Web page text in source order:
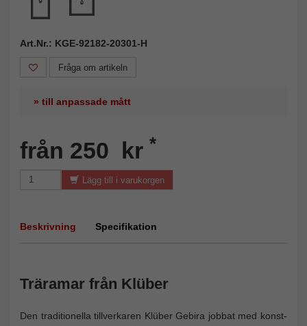
Art.Nr.: KGE-92182-20301-H
Fråga om artikeln
» till anpassade mått
från 250 kr *
Lägg till i varukorgen
Beskrivning Specifikation
Träramar från Klüber
Den traditionella tillverkaren Klüber Gebira jobbat med konst-